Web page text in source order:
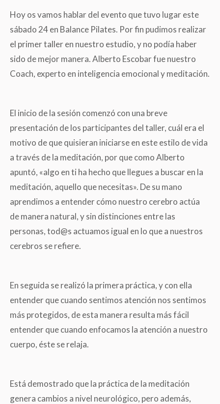
Hoy os vamos hablar del evento que tuvo lugar este
sábado 24 en Balance Pilates. Por fin pudimos realizar
el primer taller en nuestro estudio, y no podía haber
sido de mejor manera. Alberto Escobar fue nuestro
Coach, experto en inteligencia emocional y meditación.
El inicio de la sesión comenzó con una breve
presentación de los participantes del taller, cuál era el
motivo de que quisieran iniciarse en este estilo de vida
a través de la meditación, por que como Alberto
apuntó, «algo en ti ha hecho que llegues a buscar en la
meditación, aquello que necesitas». De su mano
aprendimos a entender cómo nuestro cerebro actúa
de manera natural, y sin distinciones entre las
personas, tod@s actuamos igual en lo que a nuestros
cerebros se refiere.
En seguida se realizó la primera práctica, y con ella
entender que cuando sentimos atención nos sentimos
más protegidos, de esta manera resulta más fácil
entender que cuando enfocamos la atención a nuestro
cuerpo, éste se relaja.
Está demostrado que la práctica de la meditación
genera cambios a nivel neurológico, pero además,